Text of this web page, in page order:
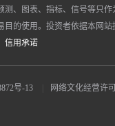
、图表、指标、信号等只
的使用。投资者依据本网
信用承诺
号-13
网络文化经营许